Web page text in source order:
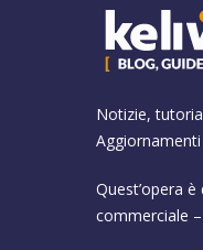
Notizie,
Quest’opera
commerciale